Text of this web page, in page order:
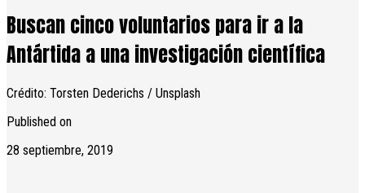
Buscan cinco voluntarios para ir a la
Antártida a una investigación científica
Crédito: Torsten Dederichs / Unsplash
Published on
28 septiembre, 2019